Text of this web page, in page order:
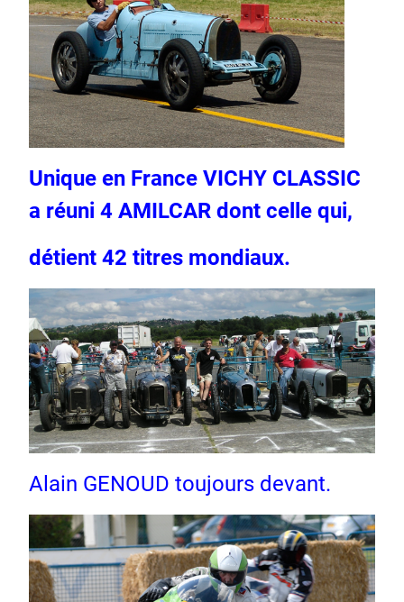
Unique en France VICHY CLASSIC
a réuni 4 AMILCAR dont celle qui,
détient 42 titres mondiaux.
Alain GENOUD toujours devant.